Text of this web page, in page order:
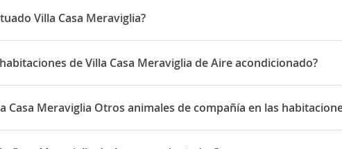
Villa Casa Meraviglia?
está situado en en frente de ginger caffe, Puntarenas
de Villa Casa Meraviglia de Aire acondicionado?
del Villa Casa Meraviglia disponen de Aire acondicionado
Casa Meraviglia Otros animales de compañía en las
permite Otros animales de compañía en las habitaciones